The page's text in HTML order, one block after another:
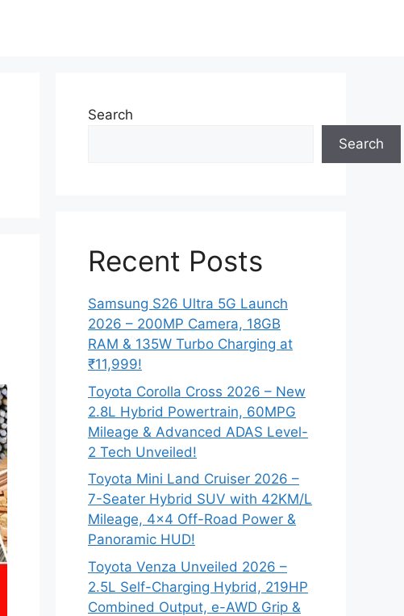
Search
Search
Recent Posts
Samsung S26 Ultra 5G Launch
2026 – 200MP Camera, 18GB
RAM & 135W Turbo Charging at
₹11,999!
Toyota Corolla Cross 2026 – New
2.8L Hybrid Powertrain, 60MPG
Mileage & Advanced ADAS Level-
2 Tech Unveiled!
Toyota Mini Land Cruiser 2026 –
7-Seater Hybrid SUV with 42KM/L
Mileage, 4×4 Off-Road Power &
Panoramic HUD!
Toyota Venza Unveiled 2026 –
2.5L Self-Charging Hybrid, 219HP
Combined Output, e-AWD Grip &